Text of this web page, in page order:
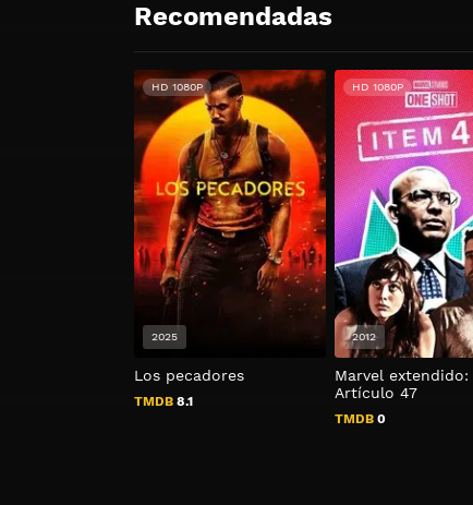
Recomendadas
Los pecadores
TMDB 8.1
HD 1080P
2025
Marvel extendido:
Artículo 47
TMDB 0
HD 1080P
2012